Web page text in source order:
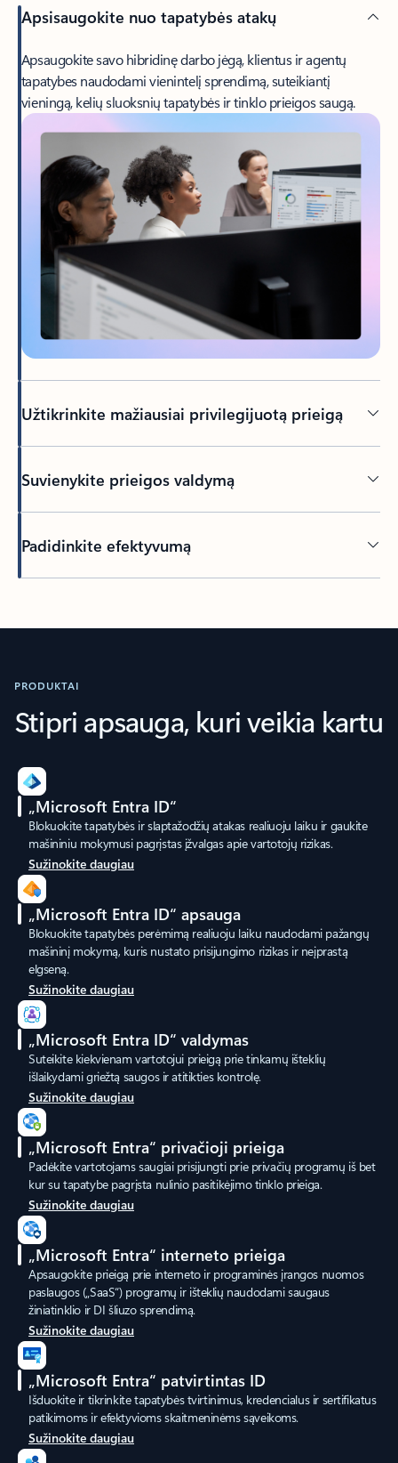
Apsisaugokite nuo tapatybės atakų
Apsaugokite savo hibridinę darbo jėgą, klientus ir agentų
tapatybes naudodami vienintelį sprendimą, suteikiantį
vieningą, kelių sluoksnių tapatybės ir tinklo prieigos saugą.
Užtikrinkite mažiausiai privilegijuotą prieigą
Suvienykite prieigos valdymą
Padidinkite efektyvumą
PRODUKTAI
Stipri apsauga, kuri veikia kartu
„Microsoft Entra ID“
Blokuokite tapatybės ir slaptažodžių atakas realiuoju laiku ir gaukite
mašininiu mokymusi pagrįstas įžvalgas apie vartotojų rizikas.
Sužinokite daugiau
„Microsoft Entra ID“ apsauga
Blokuokite tapatybės perėmimą realiuoju laiku naudodami pažangų
mašininį mokymą, kuris nustato prisijungimo rizikas ir neįprastą
elgseną.
Sužinokite daugiau
„Microsoft Entra ID“ valdymas
Suteikite kiekvienam vartotojui prieigą prie tinkamų išteklių
išlaikydami griežtą saugos ir atitikties kontrolę.
Sužinokite daugiau
„Microsoft Entra“ privačioji prieiga
Padėkite vartotojams saugiai prisijungti prie privačių programų iš bet
kur su tapatybe pagrįsta nulinio pasitikėjimo tinklo prieiga.
Sužinokite daugiau
„Microsoft Entra“ interneto prieiga
Apsaugokite prieigą prie interneto ir programinės įrangos nuomos
paslaugos („SaaS“) programų ir išteklių naudodami saugaus
žiniatinklio ir DI šliuzo sprendimą.
Sužinokite daugiau
„Microsoft Entra“ patvirtintas ID
Išduokite ir tikrinkite tapatybės tvirtinimus, kredencialus ir sertifikatus
patikimoms ir efektyvioms skaitmeninėms sąveikoms.
Sužinokite daugiau